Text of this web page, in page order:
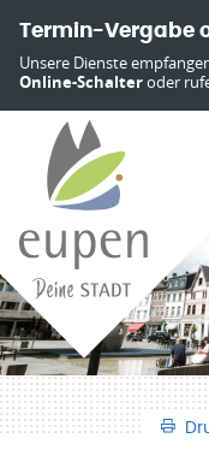
Termin-Vergabe
Unsere Dienste
Online-Schalteroder